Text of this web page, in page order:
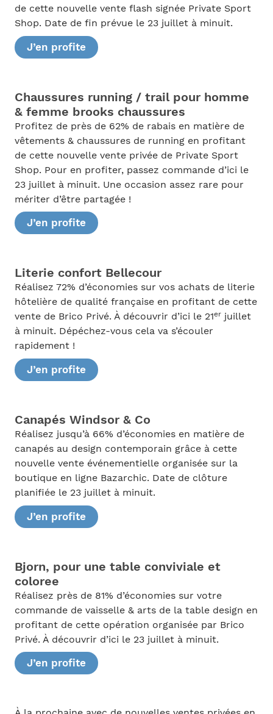
de cette nouvelle vente flash signée Private Sport
Shop. Date de fin prévue le 23 juillet à minuit.
J’en profite
Chaussures running / trail pour homme
& femme brooks chaussures
Profitez de près de 62% de rabais en matière de
vêtements & chaussures de running en profitant
de cette nouvelle vente privée de Private Sport
Shop. Pour en profiter, passez commande d’ici le
23 juillet à minuit. Une occasion assez rare pour
mériter d’être partagée !
J’en profite
Literie confort Bellecour
Réalisez 72% d’économies sur vos achats de literie
hôtelière de qualité française en profitant de cette
vente de Brico Privé. À découvrir d’ici le 21erjuillet
à minuit. Dépéchez-vous cela va s’écouler
rapidement !
J’en profite
Canapés Windsor & Co
Réalisez jusqu’à 66% d’économies en matière de
canapés au design contemporain grâce à cette
nouvelle vente événementielle organisée sur la
boutique en ligne Bazarchic. Date de clôture
planifiée le 23 juillet à minuit.
J’en profite
Bjorn, pour une table conviviale et
coloree
Réalisez près de 81% d’économies sur votre
commande de vaisselle & arts de la table design en
profitant de cette opération organisée par Brico
Privé. À découvrir d’ici le 23 juillet à minuit.
J’en profite